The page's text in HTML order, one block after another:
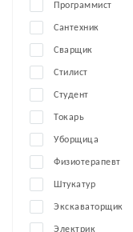
Программист
Сантехник
Сварщик
Стилист
Студент
Токарь
Уборщица
Физиотерапевт
Штукатур
Экскаваторщик
Электрик